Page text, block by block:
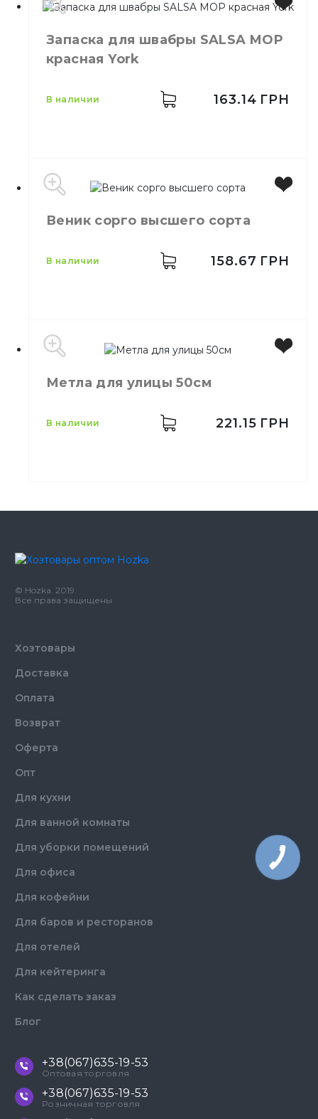
Размер
160г
Материал
Хлопок
Запаска для швабры SALSA MOP
красная York
Производитель
Польша
Цвет
Красный
в наличии 163.14 ГРН
Веник сорго высшего сорта
Производитель
Украина
Назначение
Для уборки
в наличии 158.67 ГРН
Метла для улицы 50см
в наличии 221.15 ГРН
© Hozka. 2019.
Все права защищены
Хозтовары
Доставка
Оплата
Возврат
Оферта
Опт
Для кухни
Для ванной комнаты
Для уборки помещений
Для офиса
Для кофейни
Для баров и ресторанов
Для отелей
Для кейтеринга
Как сделать заказ
Блог
+38(067)635-19-53
Оптовая торговля
+38(067)635-19-53
Розничная торговля